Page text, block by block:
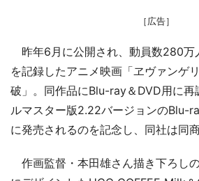
［広告］
昨年6月に公開され、動員数280万
を記録したアニメ映画「ヱヴァンゲ
破」。同作品にBlu-ray＆DVD用に再
ルマスター版2.22バージョンのBlu-
に発売されるのを記念し、同社は同
作画監督・本田雄さん描き下ろし